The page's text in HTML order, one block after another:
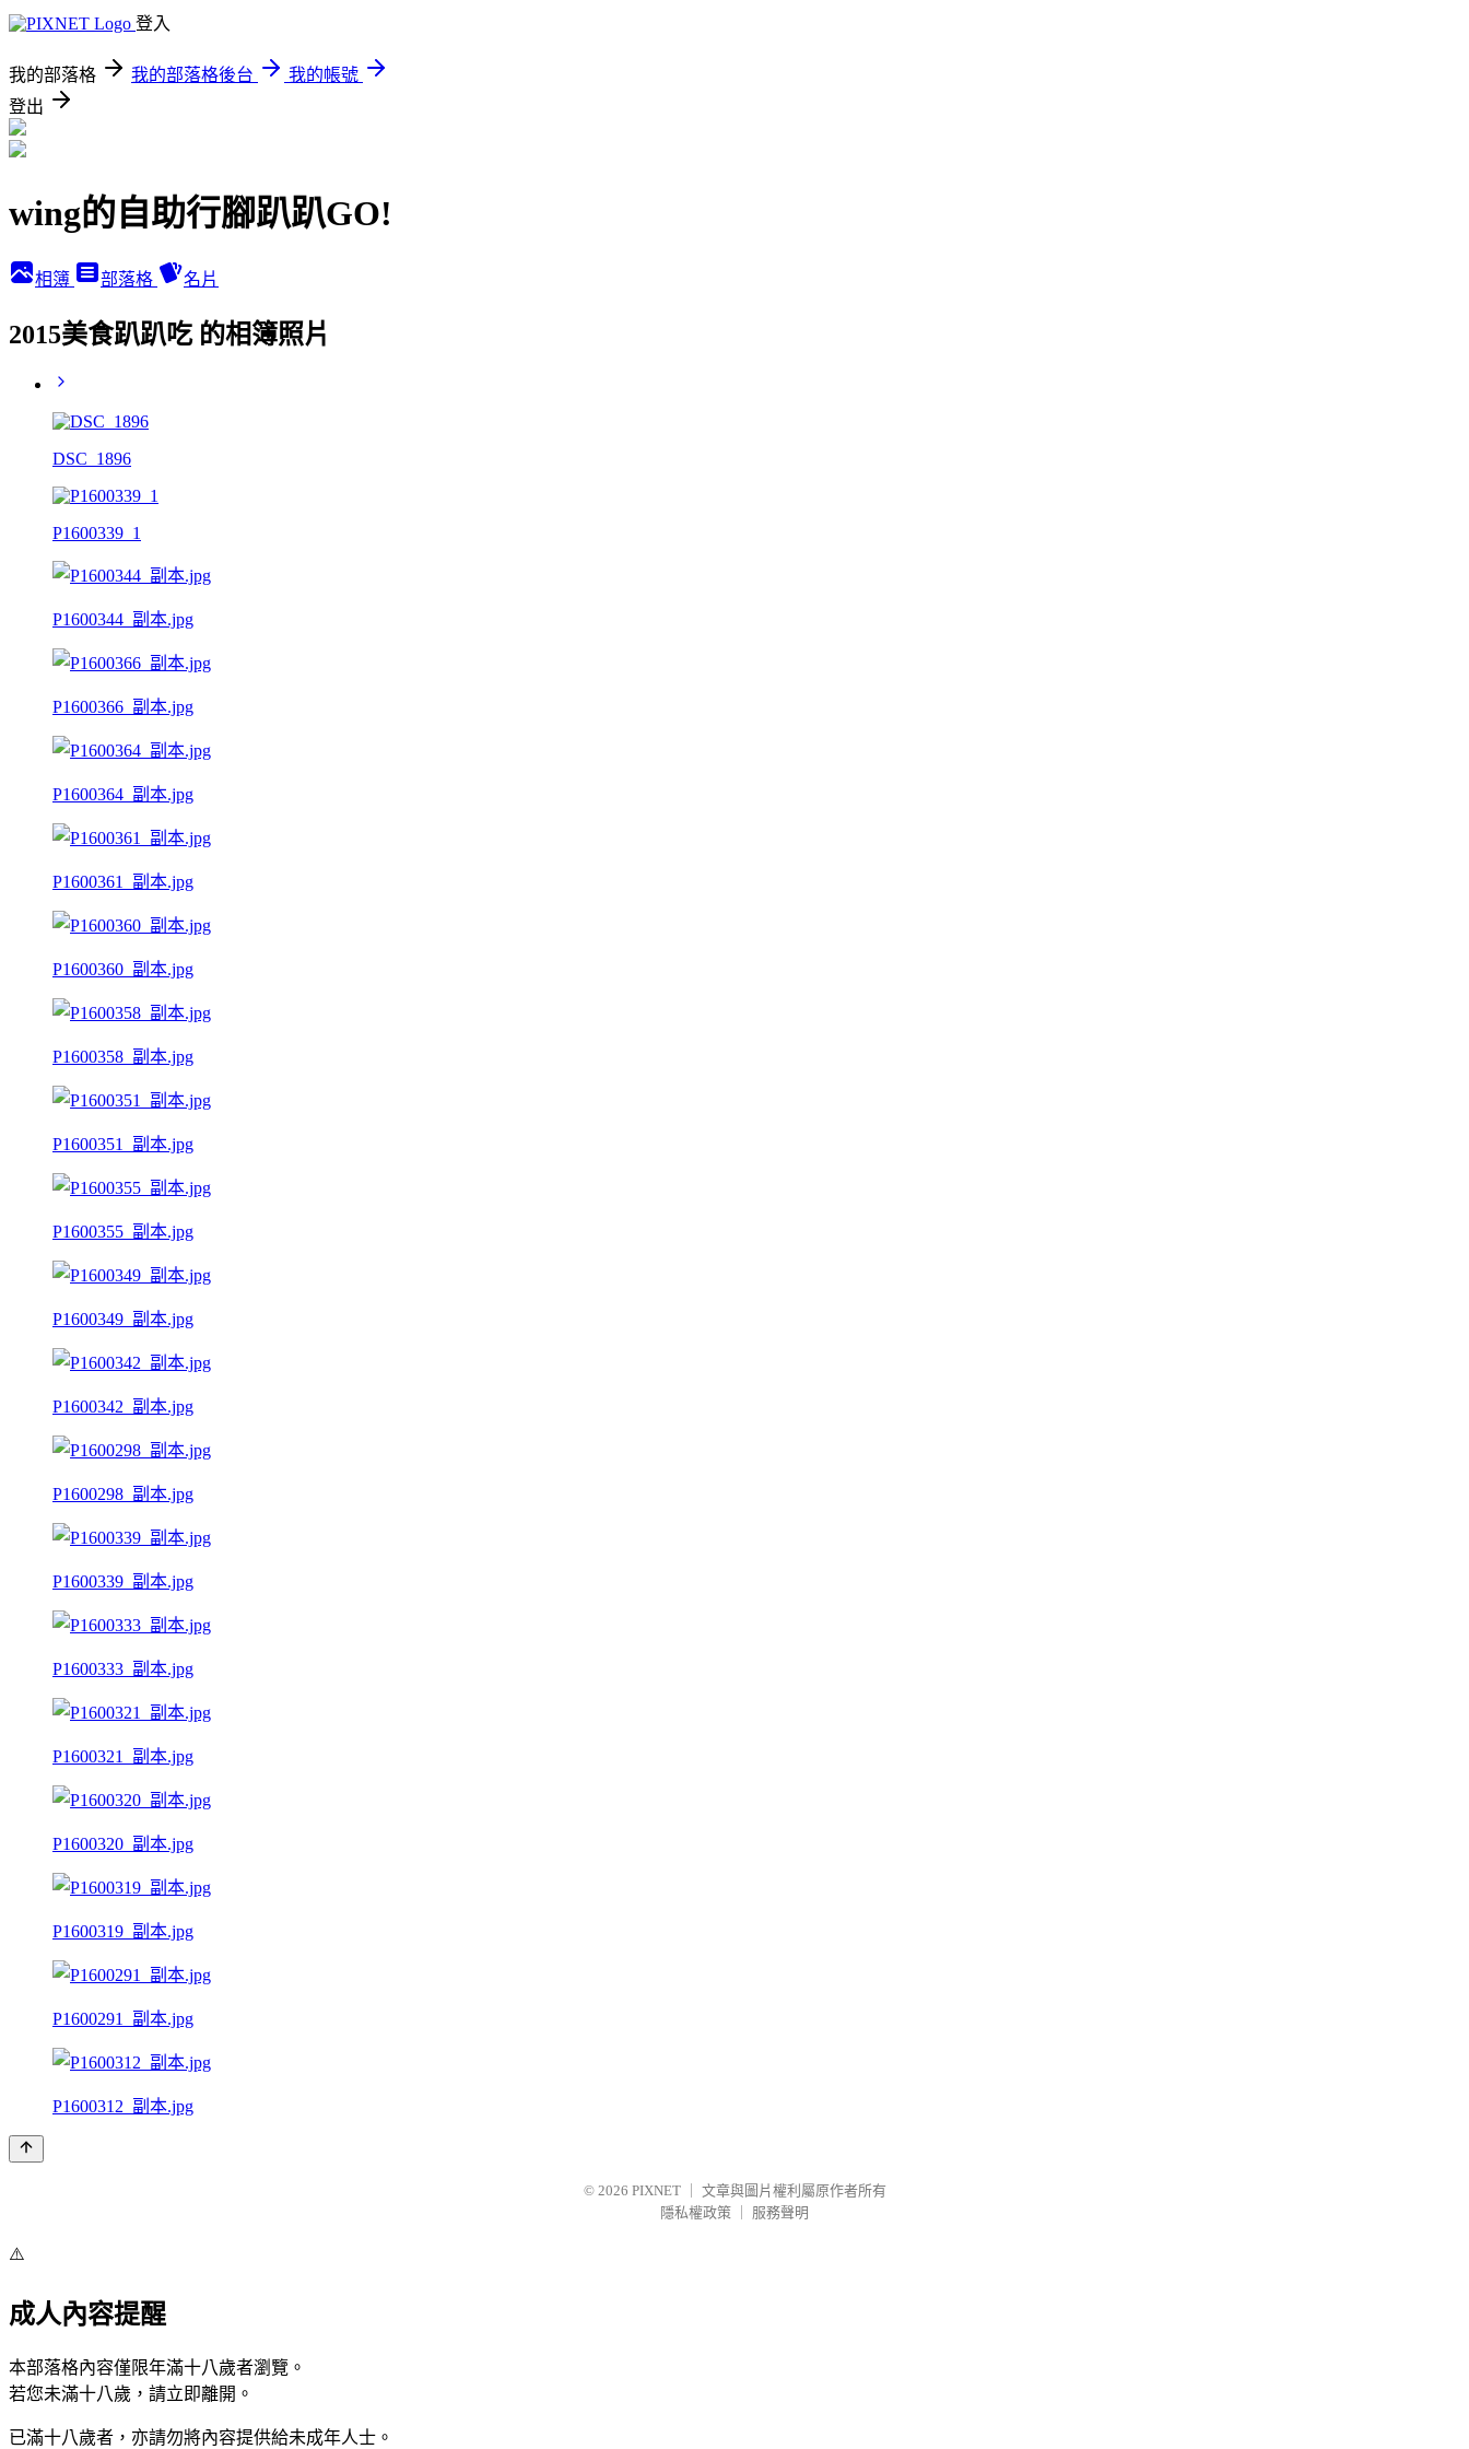
登入
我的部落格 我的部落格後台
我的帳號
登出
wing的自助行腳趴趴GO!
相簿 部落格 名片
2015美食趴趴吃 的相簿照片
DSC_1896
P1600339_1
P1600344_副本.jpg
P1600366_副本.jpg
P1600364_副本.jpg
P1600361_副本.jpg
P1600360_副本.jpg
P1600358_副本.jpg
P1600351_副本.jpg
P1600355_副本.jpg
P1600349_副本.jpg
P1600342_副本.jpg
P1600298_副本.jpg
P1600339_副本.jpg
P1600333_副本.jpg
P1600321_副本.jpg
P1600320_副本.jpg
P1600319_副本.jpg
P1600291_副本.jpg
P1600312_副本.jpg
© 2026 PIXNET
文章與圖片權利屬原作者所有
隱私權政策
服務聲明
⚠️
成人內容提醒
本部落格內容僅限年滿十八歲者瀏覽。
若您未滿十八歲，請立即離開。
已滿十八歲者，亦請勿將內容提供給未成年人士。